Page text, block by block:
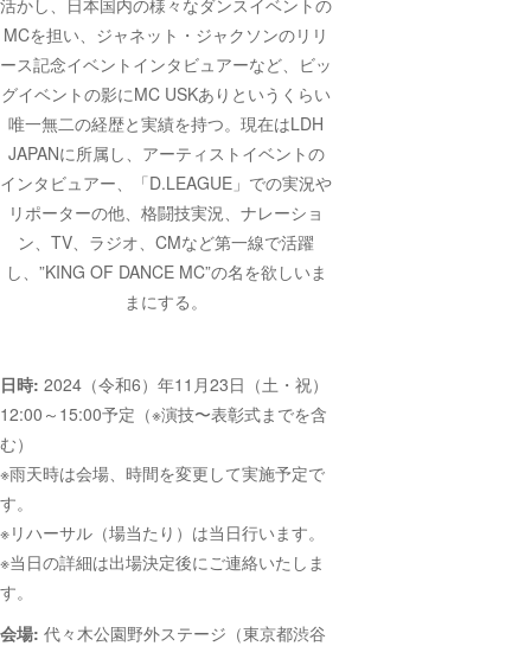
MCを担い、ジャネット・ジャクソンのリリ
ース記念イベントインタビュアーなど、ビッ
グイベントの影にMC USKありというくらい
唯一無二の経歴と実績を持つ。現在はLDH
JAPANに所属し、アーティストイベントの
インタビュアー、「D.LEAGUE」での実況や
リポーターの他、格闘技実況、ナレーショ
ン、TV、ラジオ、CMなど第一線で活躍
し、”KING OF DANCE MC”の名を欲しいま
まにする。
日時: 2024（令和6）年11月23日（土・祝）
12:00～15:00予定（※演技〜表彰式までを含
む）
※雨天時は会場、時間を変更して実施予定で
す。
※リハーサル（場当たり）は当日行います。
※当日の詳細は出場決定後にご連絡いたしま
す。
会場: 代々木公園野外ステージ（東京都渋谷